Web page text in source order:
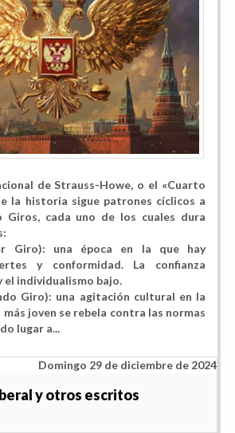
de Strauss-Howe, o el «Cuarto
la historia sigue patrones cíclicos a
Giros, cada uno de los cuales dura
Giro): una época en la que hay
y conformidad. La confianza
el individualismo bajo.
Giro): una agitación cultural en la
más joven se rebela contra las normas
lugar a...
Domingo 29 de diciembre de 2024
y otros escritos